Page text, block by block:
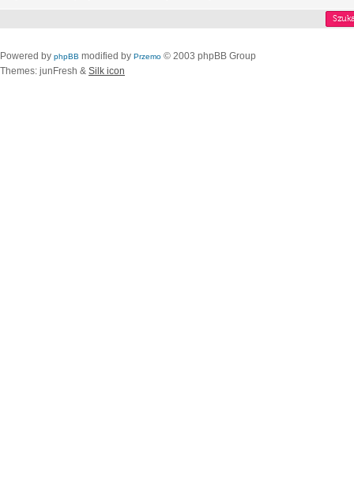
Powered by phpBB modified by Przemo © 2003 phpBB Group
Themes: junFresh & Silk icon